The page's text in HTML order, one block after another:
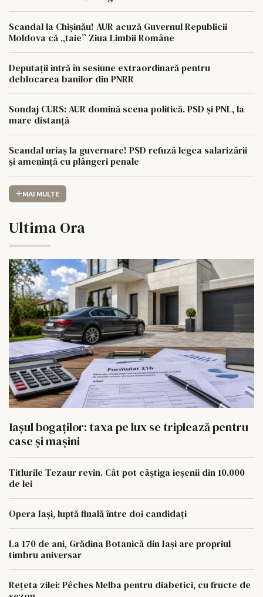
Scandal la Chișinău! AUR acuză Guvernul Republicii
Moldova că „taie” Ziua Limbii Române
Deputații intră în sesiune extraordinară pentru
deblocarea banilor din PNRR
Sondaj CURS: AUR domină scena politică. PSD și PNL, la
mare distanță
Scandal uriaș la guvernare! PSD refuză legea salarizării
și amenință cu plângeri penale
MAI MULTE
Ultima Ora
Iașul bogaților: taxa pe lux se triplează pentru
case și mașini
Titlurile Tezaur revin. Cât pot câștiga ieșenii din 10.000
de lei
Opera Iași, luptă finală între doi candidați
La 170 de ani, Grădina Botanică din Iași are propriul
timbru aniversar
Rețeta zilei: Pêches Melba pentru diabetici, cu fructe de